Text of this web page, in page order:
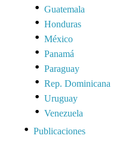
Guatemala
Honduras
México
Panamá
Paraguay
Rep. Dominicana
Uruguay
Venezuela
Publicaciones